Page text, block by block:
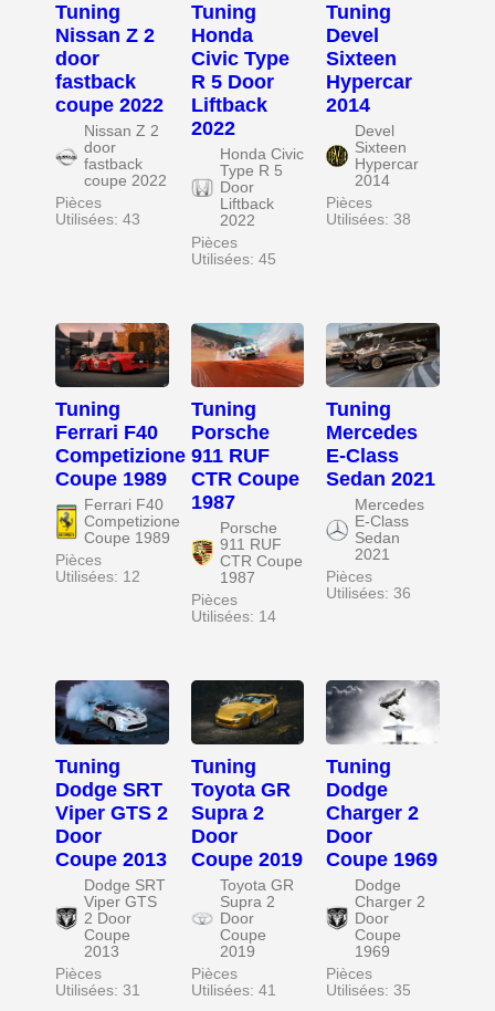
Tuning
Nissan Z 2
door
fastback
coupe 2022
Nissan Z 2
door
fastback
coupe 2022
Pièces
Utilisées: 43
Tuning
Honda
Civic Type
R 5 Door
Liftback
2022
Honda Civic
Type R 5
Door
Liftback
2022
Pièces
Utilisées: 45
Tuning
Devel
Sixteen
Hypercar
2014
Devel
Sixteen
Hypercar
2014
Pièces
Utilisées: 38
Tuning
Ferrari F40
Competizione
Coupe 1989
Ferrari F40
Competizione
Coupe 1989
Pièces
Utilisées: 12
Tuning
Porsche
911 RUF
CTR Coupe
1987
Porsche
911 RUF
CTR Coupe
1987
Pièces
Utilisées: 14
Tuning
Mercedes
E-Class
Sedan 2021
Mercedes
E-Class
Sedan
2021
Pièces
Utilisées: 36
Tuning
Dodge SRT
Viper GTS 2
Door
Coupe 2013
Dodge SRT
Viper GTS
2 Door
Coupe
2013
Pièces
Utilisées: 31
Tuning
Toyota GR
Supra 2
Door
Coupe 2019
Toyota GR
Supra 2
Door
Coupe
2019
Pièces
Utilisées: 41
Tuning
Dodge
Charger 2
Door
Coupe 1969
Dodge
Charger 2
Door
Coupe
1969
Pièces
Utilisées: 35